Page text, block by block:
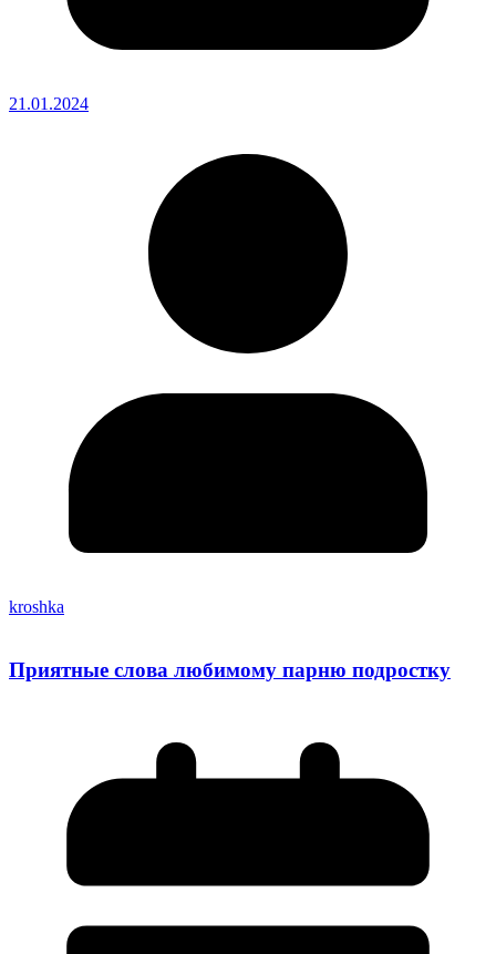
21.01.2024
kroshka
Приятные слова любимому парню подростку